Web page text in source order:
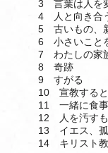
3 言葉は人を
4 人と向き合
5 古いもの、
6 小さいこと
7 わたしの家
8 奇跡
9 すがる
10 宣教する
11 一緒に食事
12 人を汚す
13 イエス、孤
14 キリスト教